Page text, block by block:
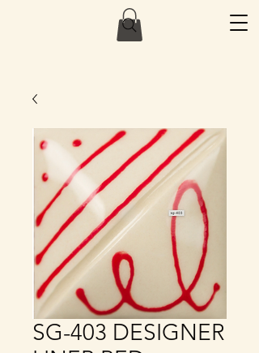
SG-403 DESIGNER